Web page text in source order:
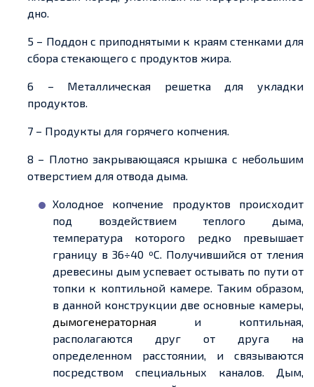
дно.
5 – Поддон с приподнятыми к краям стенками для
сбора стекающего с продуктов жира.
6 – Металлическая решетка для укладки
продуктов.
7 – Продукты для горячего копчения.
8 – Плотно закрывающаяся крышка с небольшим
отверстием для отвода дыма.
Холодное копчение продуктов происходит
под воздействием теплого дыма,
температура которого редко превышает
границу в 36÷40 ºС. Получившийся от тления
древесины дым успевает остывать по пути от
топки к коптильной камере. Таким образом,
в данной конструкции две основные камеры,
дымогенераторная и коптильная,
располагаются друг от друга на
определенном расстоянии, и связываются
посредством специальных каналов. Дым,